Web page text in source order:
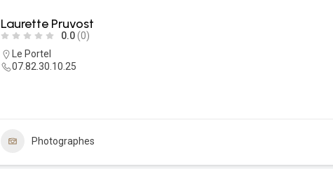
Laurette Pruvost
0.0 (0)
Le Portel
07.82.30.10.25
Photographes